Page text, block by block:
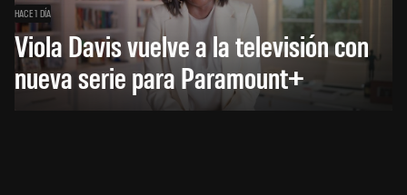
HACE 1 DÍA
Viola Davis vuelve a la televisión con
nueva serie para Paramount+